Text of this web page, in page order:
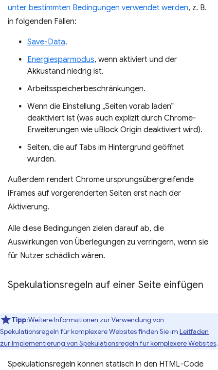
unter bestimmten Bedingungen verwendet werden, z. B.
in folgenden Fällen:
Save-Data.
Energiesparmodus, wenn aktiviert und der
Akkustand niedrig ist.
Arbeitsspeicherbeschränkungen.
Wenn die Einstellung „Seiten vorab laden“
deaktiviert ist (was auch explizit durch Chrome-
Erweiterungen wie uBlock Origin deaktiviert wird).
Seiten, die auf Tabs im Hintergrund geöffnet
wurden.
Außerdem rendert Chrome ursprungsübergreifende
iFrames auf vorgerenderten Seiten erst nach der
Aktivierung.
Alle diese Bedingungen zielen darauf ab, die
Auswirkungen von Überlegungen zu verringern, wenn sie
für Nutzer schädlich wären.
Spekulationsregeln auf einer Seite einfügen
Tipp:Weitere Informationen zur Verwendung von
Spekulationsregeln für komplexere Websites finden Sie im Leitfaden
zur Implementierung von Spekulationsregeln für komplexere Websites.
Spekulationsregeln können statisch in den HTML-Code